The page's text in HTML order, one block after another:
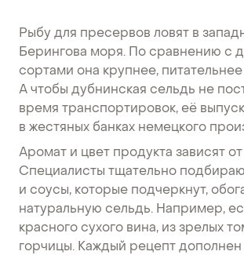
Рыбу для пресервов ловят в
Берингова моря. По сравнению с
сортами она крупнее,
А чтобы дубнинская сельдь не
время транспортировок, её
в жестяных банках немецкого
Аромат и цвет продукта зависят от
Специалисты тщательно
и соусы, которые подчеркнут,
натуральную сельдь. Например,
красного сухого вина, из зрелых
горчицы. Каждый рецепт дополнен